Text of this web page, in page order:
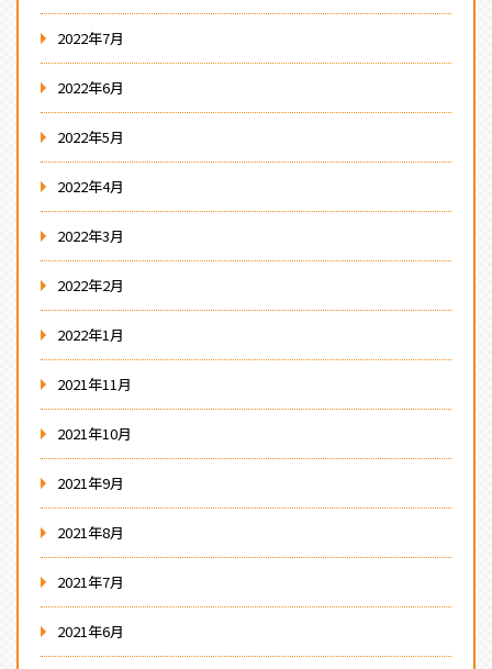
2022年7月
2022年6月
2022年5月
2022年4月
2022年3月
2022年2月
2022年1月
2021年11月
2021年10月
2021年9月
2021年8月
2021年7月
2021年6月